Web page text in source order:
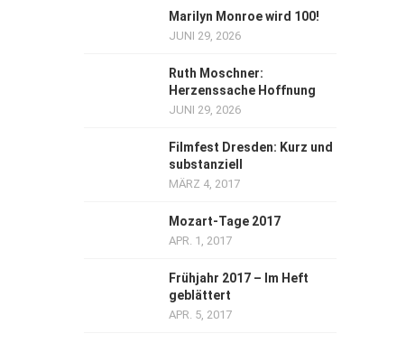
Marilyn Monroe wird 100!
JUNI 29, 2026
Ruth Moschner:
Herzenssache Hoffnung
JUNI 29, 2026
Filmfest Dresden: Kurz und
substanziell
MÄRZ 4, 2017
Mozart-Tage 2017
APR. 1, 2017
Frühjahr 2017 – Im Heft
geblättert
APR. 5, 2017